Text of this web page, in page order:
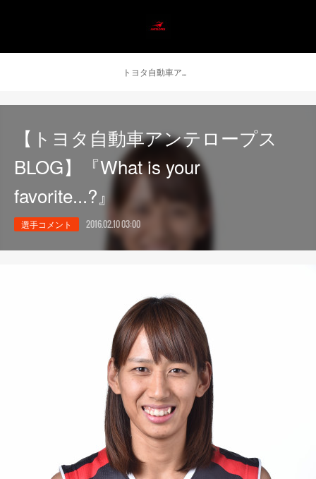
トヨタ自動車アンテロープス公式 ニュース
【トヨタ自動車アンテロープス
BLOG】『What is your
favorite...?』
選手コメント 2016.02.10 03:00